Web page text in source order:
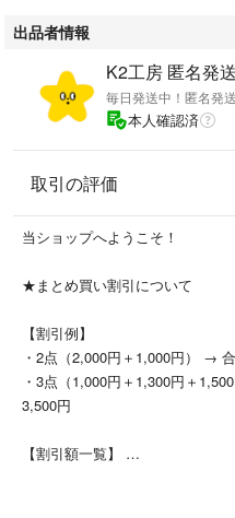
出品者情報
K2工房 匿名発
毎日発送中！匿名発送
本人確認済
取引の評価
当ショップへようこそ！
★まとめ買い割引について
【割引例】
・2点（2,000円＋1,000円） →
・3点（1,000円＋1,300円＋
3,500円
【割引額一覧】